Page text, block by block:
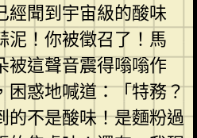
經聞到宇宙級的酸味
泥！你被徵召了！馬
被這聲音震得嗡嗡作
困惑地喊道：「特務？
的不是酸味！是麵粉過